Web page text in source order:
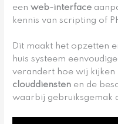
eenweb-interface
kennis van scripting of
Dit maakt het opzetten
huis systeem
verandert hoe wij kijken
clouddiensten en de
waarbij gebruiksgemak